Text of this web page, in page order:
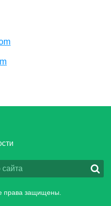
права защищены.